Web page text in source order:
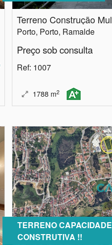
Porto, Porto, Ramalde
Preço sob consulta
Ref: 1007
1788 m2
TERRENO CAPACIDADE
CONSTRUTIVA !!